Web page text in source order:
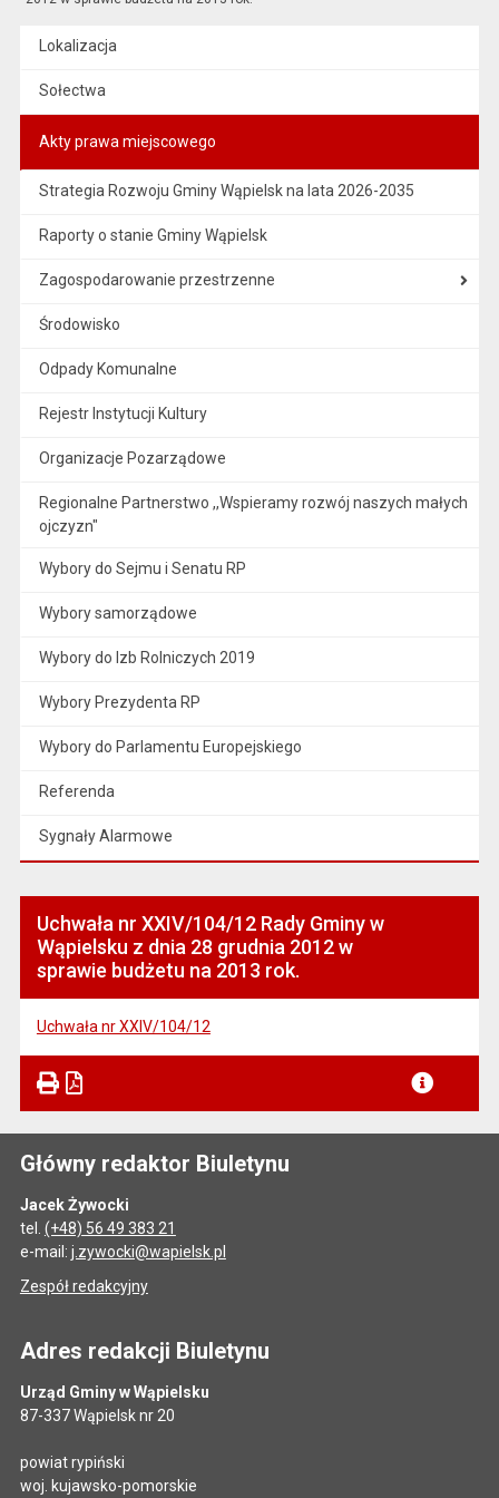
Lokalizacja
Sołectwa
Akty prawa miejscowego
Strategia Rozwoju Gminy Wąpielsk na lata 2026-2035
Raporty o stanie Gminy Wąpielsk
Zagospodarowanie przestrzenne
Środowisko
Odpady Komunalne
Rejestr Instytucji Kultury
Organizacje Pozarządowe
Regionalne Partnerstwo ,,Wspieramy rozwój naszych małych
ojczyzn"
Wybory do Sejmu i Senatu RP
Wybory samorządowe
Wybory do Izb Rolniczych 2019
Wybory Prezydenta RP
Wybory do Parlamentu Europejskiego
Referenda
Sygnały Alarmowe
Uchwała nr XXIV/104/12 Rady Gminy w
Wąpielsku z dnia 28 grudnia 2012 w
sprawie budżetu na 2013 rok.
Uchwała nr XXIV/104/12
Główny redaktor Biuletynu
Jacek Żywocki
tel. (+48) 56 49 383 21
e-mail: j.zywocki@wapielsk.pl
Zespół redakcyjny
Adres redakcji Biuletynu
Urząd Gminy w Wąpielsku
87-337 Wąpielsk nr 20
powiat rypiński
woj. kujawsko-pomorskie